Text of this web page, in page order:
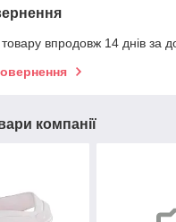
впродовж 14 днів за
компанії